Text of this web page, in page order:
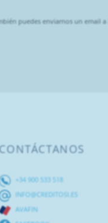
puedes enviarnos un
+34 900 533 518
INFO@CREDITOSI.ES
AVAFIN